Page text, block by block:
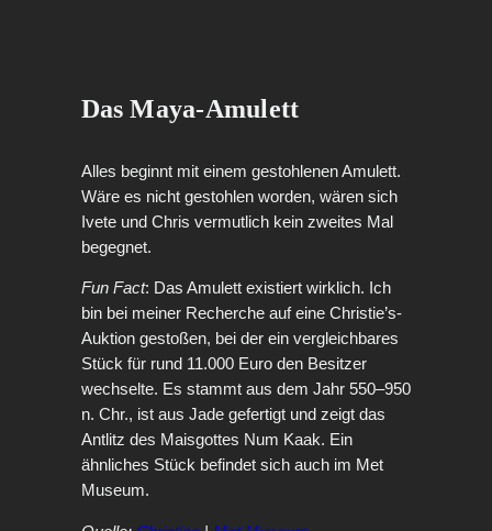
Das Maya-Amulett
Alles beginnt mit einem gestohlenen Amulett.
Wäre es nicht gestohlen worden, wären sich
Ivete und Chris vermutlich kein zweites Mal
begegnet.
Fun Fact: Das Amulett existiert wirklich. Ich
bin bei meiner Recherche auf eine Christie’s-
Auktion gestoßen, bei der ein vergleichbares
Stück für rund 11.000 Euro den Besitzer
wechselte. Es stammt aus dem Jahr 550–950
n. Chr., ist aus Jade gefertigt und zeigt das
Antlitz des Maisgottes Num Kaak. Ein
ähnliches Stück befindet sich auch im Met
Museum.